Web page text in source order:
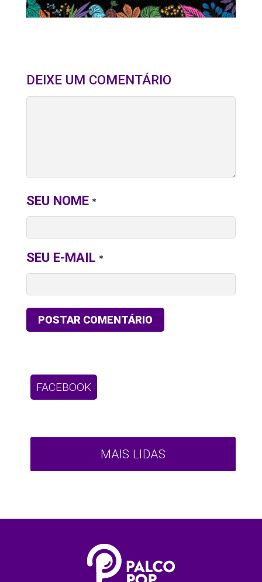
DEIXE UM COMENTÁRIO
SEU NOME *
SEU E-MAIL *
FACEBOOK
MAIS LIDAS